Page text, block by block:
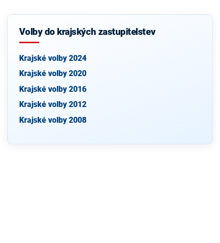
Volby do krajských zastupitelstev
Krajské volby 2024
Krajské volby 2020
Krajské volby 2016
Krajské volby 2012
Krajské volby 2008